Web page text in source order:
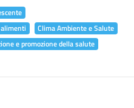
Clima Ambiente e Salute
e promozione della salute